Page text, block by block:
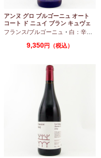
アンヌ グロ ブルゴーニュ オート
コート ド ニュイ ブラン キュヴェ
マリーヌ 2024 750ml
フランス/ブルゴーニュ ・ 白：辛口
9,350円（税込）